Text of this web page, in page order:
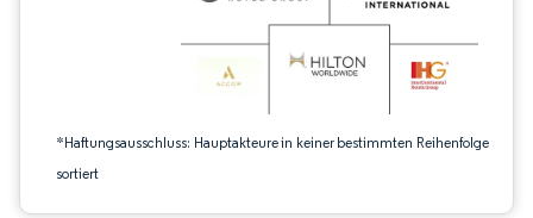
*Haftungsausschluss: Hauptakteure in keiner bestimmten Reihenfolge
sortiert